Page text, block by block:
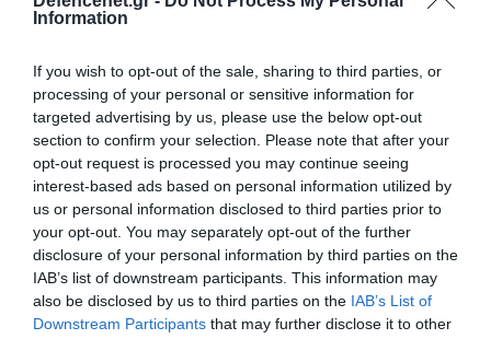
Information
If you wish to opt-out of the sale, sharing to third parties, or
processing of your personal or sensitive information for
targeted advertising by us, please use the below opt-out
section to confirm your selection. Please note that after your
opt-out request is processed you may continue seeing
interest-based ads based on personal information utilized by
us or personal information disclosed to third parties prior to
your opt-out. You may separately opt-out of the further
disclosure of your personal information by third parties on the
IAB’s list of downstream participants. This information may
also be disclosed by us to third parties on the IAB’s List of
Downstream Participants that may further disclose it to other
09.08.2026 | 13:02
Το Ιράν «παγώνει» τις ΗΠΑ για άνοιγμα των